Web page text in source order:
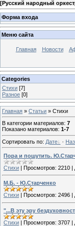
[Русский народный
Форма входа
Меню сайта
Главная Новости
Categories
Стихи [7]
Разное [0]
Главная » Статьи » Стихи
В категории материалов: 7
Показано материалов: 1-7
Сортировать по: Дате ·
Пора и пошутить.
Стихи | Просмотров: 2210 |
М.Б. - Ю.Старченко
Стихи
Просмотров: 2496
"...В эту эру
Стихи | Просмотров: 3707 |